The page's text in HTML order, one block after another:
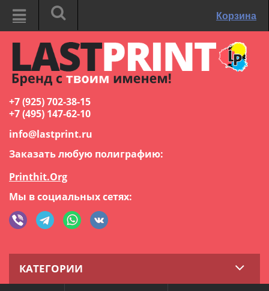
Корзина
+7 (925) 702-38-15
+7 (495) 147-62-10
info@lastprint.ru
Заказать любую полиграфию:
Printhit.Org
Мы в социальных сетях:
КАТЕГОРИИ